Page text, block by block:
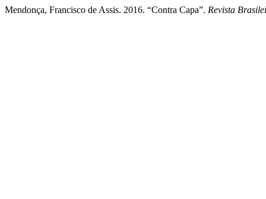
Mendonça, Francisco de Assis. 2016. “Contra Capa”. Revista